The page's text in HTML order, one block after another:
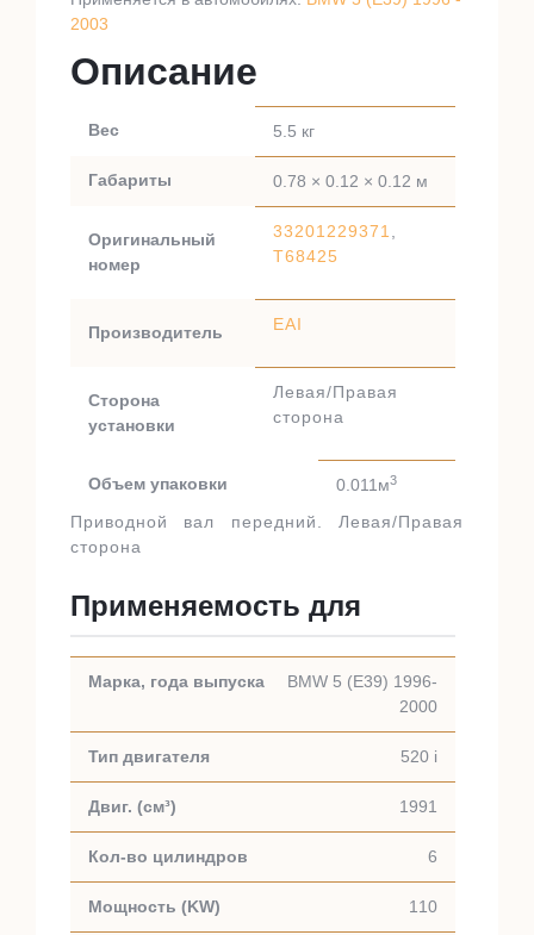
2003
Описание
Вес 5.5 кг
Габариты 0.78 × 0.12 × 0.12 м
Оригинальный
номер
33201229371
T68425
Производитель EAI
Сторона
установки
Левая/Правая
сторона
Объем упаковки 0.011м3
Приводной вал передний. Левая/Правая
сторона
Применяемость для
BMW 5 (E39) 1996-
2000
520 i
1991
6
110